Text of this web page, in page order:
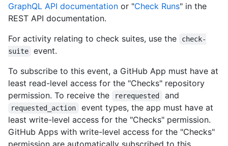
GraphQL API documentation or "Check Runs" in the
REST API documentation.
For activity relating to check suites, use the
check-
suite
event.
To subscribe to this event, a GitHub App must have at
least read-level access for the "Checks" repository
permission. To receive the
rerequested and
requested_action
event types, the app must have at
least write-level access for the "Checks" permission.
GitHub Apps with write-level access for the "Checks"